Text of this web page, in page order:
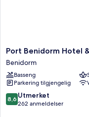
Port
Benidorm
Hotel
&
Spa
–
4****
Port Benidorm Hotel
Benidorm
Basseng
Parkering tilgjengelig
8.6
av
8,6 Utmerket
262 anmeldelser